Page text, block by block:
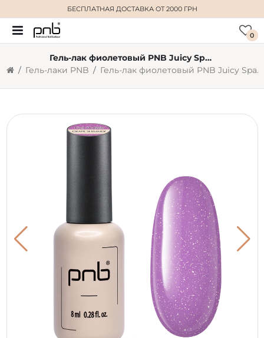
БЕСПЛАТНАЯ ДОСТАВКАОТ 2000 ГРН
0
Гель-лак фиолетовый PNB Juicy Spark Grape Shimmer, с шиммером (8 мл)
Гель-лаки PNB
Гель-лак фиолетовый PNB Juicy Spark Grape Shimmer, с шиммером (8 мл)